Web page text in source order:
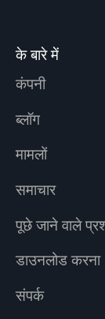
के बारे में
कंपनी
ब्लॉग
मामलों
समाचार
पूछे जाने वाले
डाउनलोड करना
संपर्क